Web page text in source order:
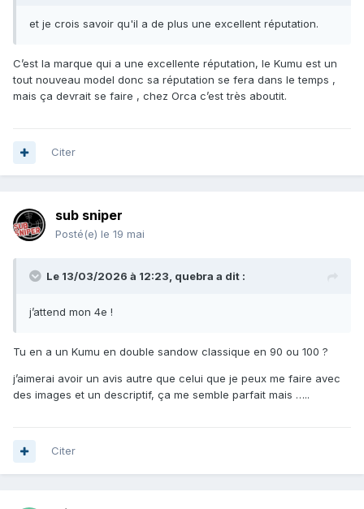
et je crois savoir qu'il a de plus une excellent réputation.
C’est la marque qui a une excellente réputation, le Kumu est un
tout nouveau model donc sa réputation se fera dans le temps ,
mais ça devrait se faire , chez Orca c’est très aboutit.
Citer
sub sniper
Posté(e) le 19 mai
Le 13/03/2026 à 12:23, quebra a dit :
j’attend mon 4e !
Tu en a un Kumu en double sandow classique en 90 ou 100 ?
j’aimerai avoir un avis autre que celui que je peux me faire avec
des images et un descriptif, ça me semble parfait mais …..
Citer